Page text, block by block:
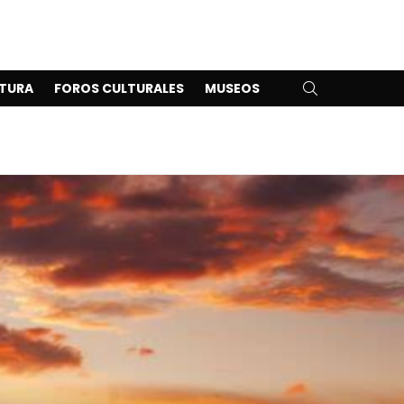
FOROS CULTURALES MUSEOS